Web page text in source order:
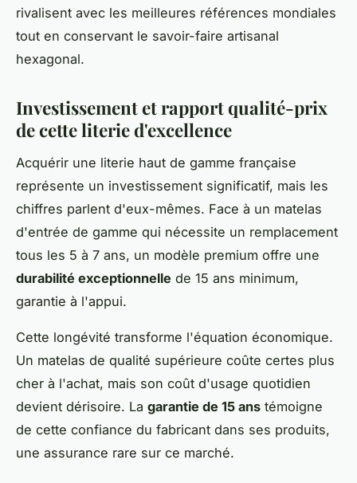
rivalisent avec les meilleures références mondiales
tout en conservant le savoir-faire artisanal
hexagonal.
Investissement et rapport qualité-prix
de cette literie d'excellence
Acquérir une literie haut de gamme française
représente un investissement significatif, mais les
chiffres parlent d'eux-mêmes. Face à un matelas
d'entrée de gamme qui nécessite un remplacement
tous les 5 à 7 ans, un modèle premium offre une
durabilité exceptionnelle de 15 ans minimum,
garantie à l'appui.
Cette longévité transforme l'équation économique.
Un matelas de qualité supérieure coûte certes plus
cher à l'achat, mais son coût d'usage quotidien
devient dérisoire. La garantie de 15 ans témoigne
de cette confiance du fabricant dans ses produits,
une assurance rare sur ce marché.